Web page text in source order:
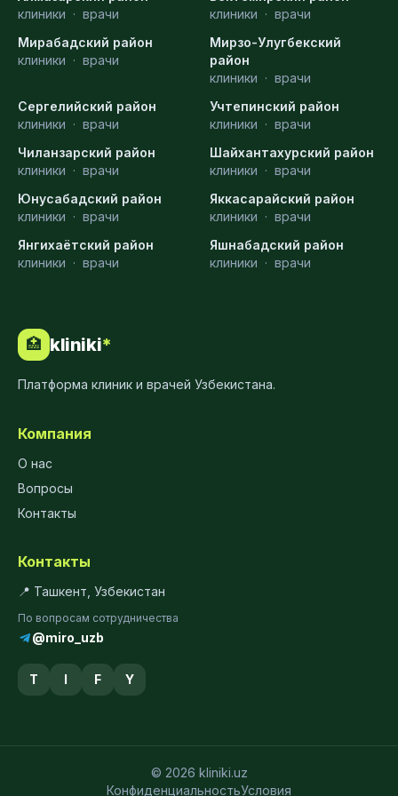
клиники · врачи
клиники · врачи
Мирабадский район
клиники · врачи
Мирзо-Улугбекский
район
клиники · врачи
Сергелийский район
клиники · врачи
Учтепинский район
клиники · врачи
Чиланзарский район
клиники · врачи
Шайхантахурский район
клиники · врачи
Юнусабадский район
клиники · врачи
Яккасарайский район
клиники · врачи
Янгихаётский район
клиники · врачи
Яшнабадский район
клиники · врачи
🏥 kliniki*
Платформа клиник и врачей Узбекистана.
Компания
О нас
Вопросы
Контакты
Контакты
📍 Ташкент, Узбекистан
По вопросам сотрудничества
@miro_uzb
T I F Y
© 2026 kliniki.uz
КонфиденциальностьУсловия